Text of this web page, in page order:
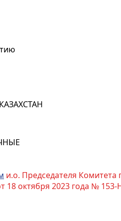
и.о. Председателя
18 октября 2023 года №